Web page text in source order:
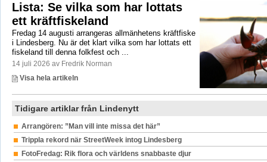
Lista: Se vilka som har lottats
ett kräftfiskeland
Fredag 14 augusti arrangeras allmänhetens kräftfiske
i Lindesberg. Nu är det klart vilka som har lottats ett
fiskeland till denna folkfest och ...
14 juli 2026 av Fredrik Norman
Visa hela artikeln
Tidigare artiklar från Lindenytt
Arrangören: ”Man vill inte missa det här”
Trippla rekord när StreetWeek intog Lindesberg
FotoFredag: Rik flora och världens snabbaste djur